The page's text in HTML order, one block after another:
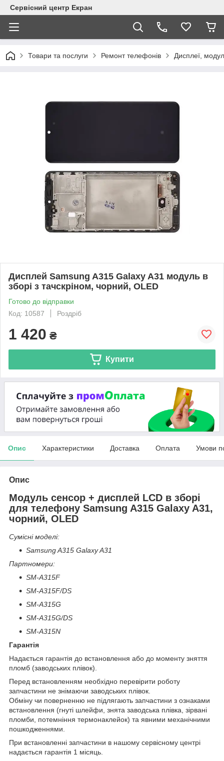
Сервісний центр Екран
Товари та послуги Ремонт телефонів Дисплеї,
Дисплей Samsung A315 Galaxy A31 модуль в
зборі з тачскріном, чорний, OLED
Готово до відправки
Код: 10587
Роздріб
1 420 ₴
Купити
Опис Характеристики Доставка Оплата Умови
Опис
Модуль сенсор + дисплей LCD в зборі
для телефону Samsung A315 Galaxy A31,
чорний, OLED
Сумісні моделі:
Samsung A315 Galaxy A31
Партномери:
SM-A315F
SM-A315F/DS
SM-A315G
SM-A315G/DS
SM-A315N
Гарантія
Надається гарантія до встановлення або до моменту зняття
пломб (заводських плівок).
Перед встановленням необхідно перевірити роботу
запчастини не знімаючи заводських плівок.
Обміну чи поверненню не підлягають запчастини з ознаками
встановлення (гнуті шлейфи, знята заводська плівка, зірвані
пломби, потемніння термонаклейок) та явними механічними
пошкодженнями.
При встановленні запчастини в нашому сервісному центрі
надається гарантія 1 місяць.